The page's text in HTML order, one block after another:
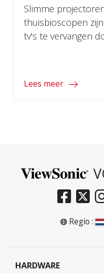
Slimme
thuisbioscopen
tv's te vervangen
Lees meer
Regio :
HARDWARE